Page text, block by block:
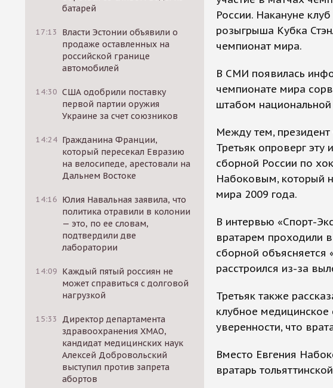
батарей
17:13
Власти Эстонии объявили о
продаже оставленных на
российской границе
автомобилей
14:30 США одобрили поставку
первой партии оружия
Украине за счет союзников
14:24 Гражданина Франции,
который пересекал Евразию
на велосипеде, арестовали на
Дальнем Востоке
14:16 Юлия Навальная заявила, что
политика отравили в колонии
— это, по ее словам,
подтвердили две
лаборатории
14:09 Каждый пятый россиян не
может справиться с долговой
нагрузкой
15:33
Директор департамента
здравоохранения ХМАО,
кандидат медицинских наук
Алексей Добровольский
выступил против запрета
абортов
России. Накануне
розыгрыша Кубка
чемпионат мира.
В СМИ появилась
чемпионате мира
штабом
Между тем,
Третьяк опроверг
сборной России по
Набоковым, который
мира 2009 года.
В интервью «Спорт-
вратарем проходили
сборной объясняется
расстроился из-за
Третьяк также
клубное
уверенности, что
Вместо Евгения
вратарь